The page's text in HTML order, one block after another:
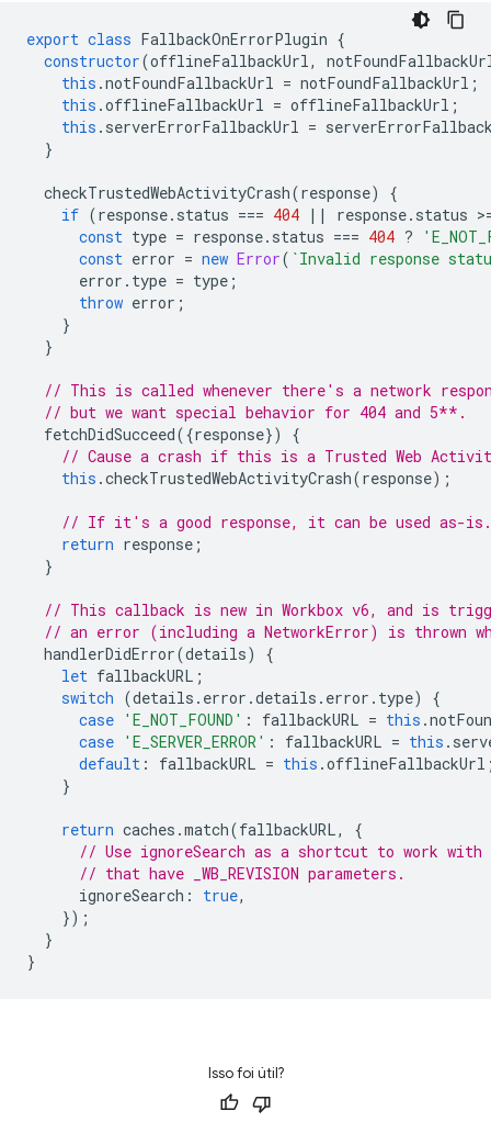
export class FallbackOnErrorPlugin {
constructor(offlineFallbackUrl,
this .notFoundFallbackUrl = notFoundFallbackUrl ;
this .offlineFallbackUrl = offlineFallbackUrl ;
this . serverErrorFallbackUrl =
}
checkTrustedWebActivityCrash(response)
{
if (response. status === 404 || response. status >
const type = response. status === 404 ?
const error = new Error( `Invalid response
error . type = type ;
throw error ;
}
}
// This is called whenever there's a network
// but we want special behavior for 404 and 5**.
fetchDidSucceed({response})
{
// Cause a crash if this is a Trusted Web
this .checkTrustedWebActivityCrash(response);
// If it's a good response, it can be used as-is.
return response ;
}
// This callback is new in Workbox v6, and is
// an error (including a NetworkError) is thrown
handlerDidError(details)
{
let fallbackURL ;
switch (details . error .details . error . type)
{
case 'E_NOT_FOUND' : fallbackURL = this .
case 'E_SERVER_ERROR' : fallbackURL = this .
default : fallbackURL = this .offlineFallbackUrl
}
return caches .match(fallbackURL,
{
// Use ignoreSearch as a shortcut to work with
// that have _WB_REVISION parameters.
ignoreSearch : true,
});
}
}
Isso foi útil?